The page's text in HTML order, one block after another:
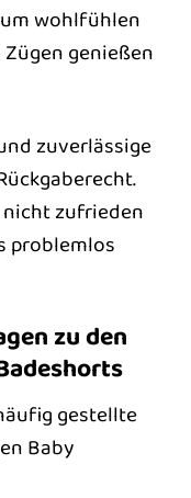
wohlfühlen
genießen
zuverlässige
zufrieden
problemlos
zu den
gestellte
Baby